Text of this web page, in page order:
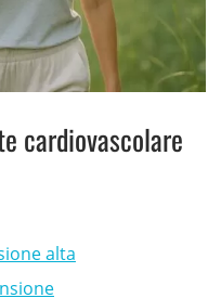
cardiovascolare
alta